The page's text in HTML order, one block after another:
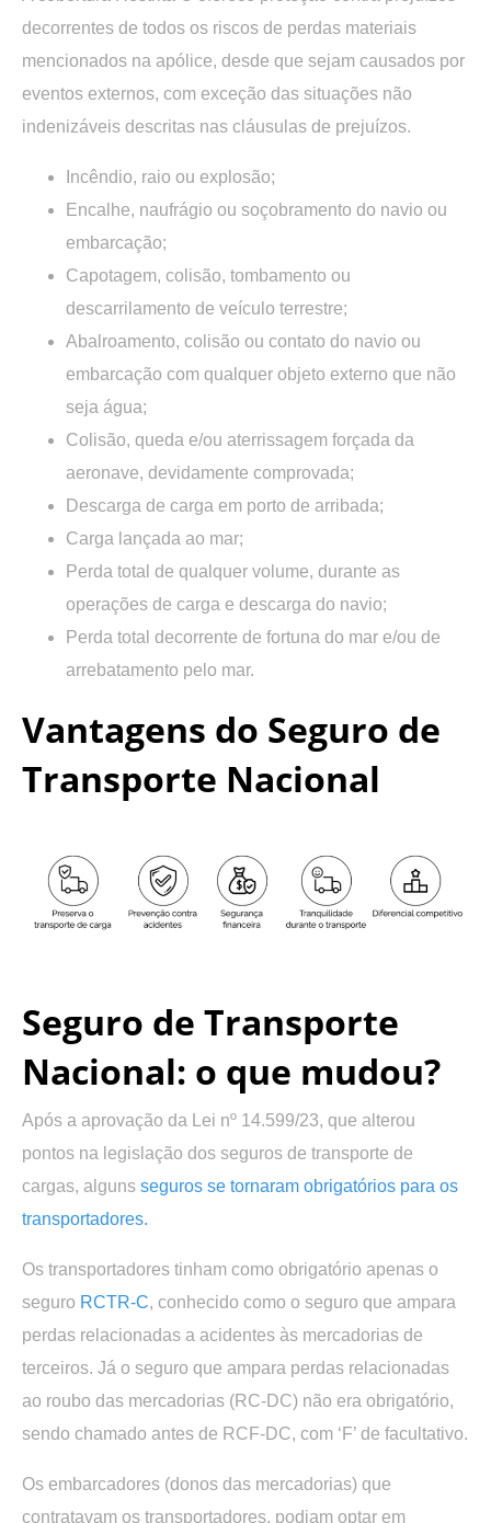
decorrentes de todos os riscos de perdas materiais
mencionados na apólice, desde que sejam causados por
eventos externos, com exceção das situações não
indenizáveis descritas nas cláusulas de prejuízos.
Incêndio, raio ou explosão;
Encalhe, naufrágio ou soçobramento do navio ou
embarcação;
Capotagem, colisão, tombamento ou
descarrilamento de veículo terrestre;
Abalroamento, colisão ou contato do navio ou
embarcação com qualquer objeto externo que não
seja água;
Colisão, queda e/ou aterrissagem forçada da
aeronave, devidamente comprovada;
Descarga de carga em porto de arribada;
Carga lançada ao mar;
Perda total de qualquer volume, durante as
operações de carga e descarga do navio;
Perda total decorrente de fortuna do mar e/ou de
arrebatamento pelo mar.
Vantagens do Seguro de
Transporte Nacional
Seguro de Transporte
Nacional: o que mudou?
Após a aprovação da Lei nº 14.599/23, que alterou
pontos na legislação dos seguros de transporte de
cargas, alguns seguros se tornaram obrigatórios para os
transportadores.
Os transportadores tinham como obrigatório apenas o
seguro RCTR-C, conhecido como o seguro que ampara
perdas relacionadas a acidentes às mercadorias de
terceiros. Já o seguro que ampara perdas relacionadas
ao roubo das mercadorias (RC-DC) não era obrigatório,
sendo chamado antes de RCF-DC, com ‘F’ de facultativo.
Os embarcadores (donos das mercadorias) que
contratavam os transportadores, podiam optar em